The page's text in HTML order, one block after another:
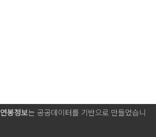
연봉정보는 공공데이터를 기반으로 만들었습니